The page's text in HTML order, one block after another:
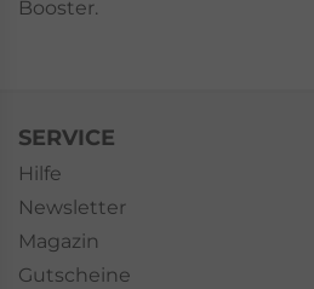
Booster.
SERVICE
Hilfe
Newsletter
Magazin
Gutscheine